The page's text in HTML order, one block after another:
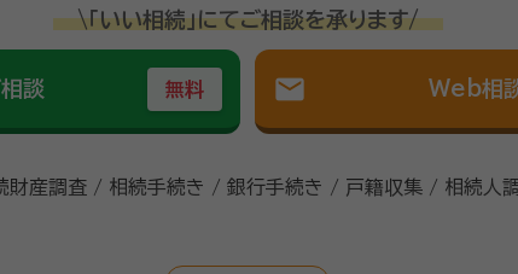
\「いい相続」にてご相談を承ります/
談 無料 mail Web相
財産調査 / 相続手続き / 銀行手続き / 戸籍収集 / 相続人